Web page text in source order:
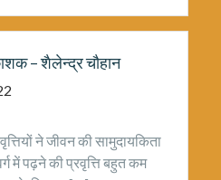
– शैलेन्द्र चौहान
ने जीवन की सामुदायकिता
में पढ़ने की प्रवृत्ति बहुत कम